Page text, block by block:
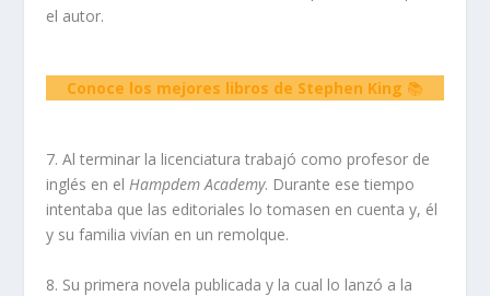
el autor.
Conoce los mejores libros de Stephen King 📚
7. Al terminar la licenciatura trabajó como profesor de
inglés en elHampdem Academy. Durante ese tiempo
intentaba que las editoriales lo tomasen en cuenta y, él
y su familia vivían en un remolque.
8. Su primera novela publicada y la cual lo lanzó a la